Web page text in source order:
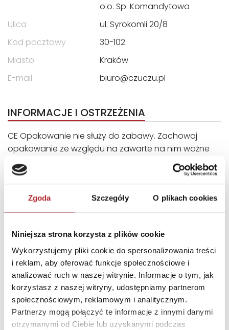
Zgoda Szczegóły O plikach cookies
Niniejsza strona korzysta z plików cookie
Wykorzystujemy pliki cookie do spersonalizowania treści
i reklam, aby oferować funkcje społecznościowe i
analizować ruch w naszej witrynie. Informacje o tym, jak
korzystasz z naszej witryny, udostępniamy partnerom
społecznościowym, reklamowym i analitycznym.
Partnerzy mogą połączyć te informacje z innymi danymi
otrzymanymi od Ciebie lub uzyskanymi podczas
o.o. Sp. Komandytowa
Ulica
ul. Syrokomli 20/8
Kod pocztowy
30-102
Miasto
Kraków
E-mail
biuro@czuczu.pl
INFORMACJE I OSTRZEŻENIA
CE Opakowanie nie służy do zabawy. Zachowaj
opakowanie ze względu na zawarte na nim ważne
informacje. Przed podaniem dziecku upewnij się, że
produkt jest kompletny i nieuszkodzony.
INNI KLIENCI KUPOWALI